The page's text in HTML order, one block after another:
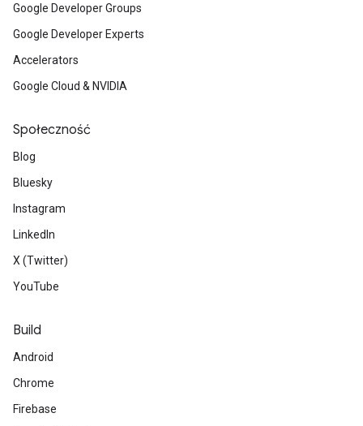
Google Developer Groups
Google Developer Experts
Accelerators
Google Cloud & NVIDIA
Społeczność
Blog
Bluesky
Instagram
LinkedIn
X (Twitter)
YouTube
Build
Android
Chrome
Firebase